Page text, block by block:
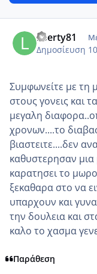
liberty81
Δημοσίευση
Συμφωνείτε με τη
στους γονεις και
μεγαλη
χρονων....το
βιαστειτε....δεν
καθυστερησαν
καρατησει το
ξεκαθαρα στο να
υπαρχουν και
την δουλεια και
καλο το χασμα
Παράθεση